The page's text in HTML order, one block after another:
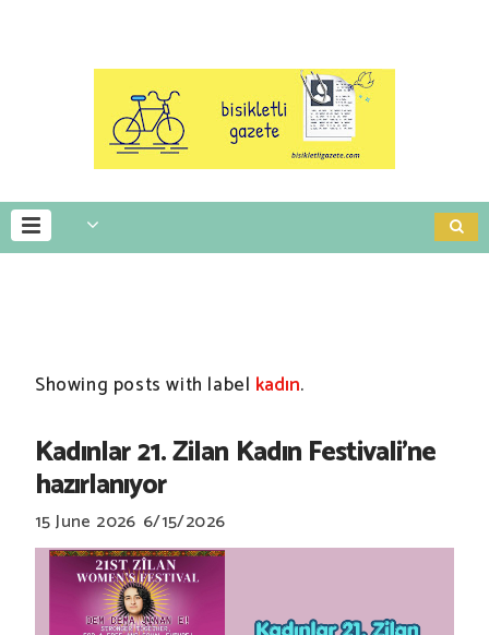
Showing posts with label kadın.
Kadınlar 21. Zilan Kadın Festivali’ne
hazırlanıyor
15 June 2026 6/15/2026